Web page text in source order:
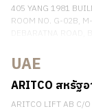
405 YANG 1981
ROOM NO. G-02B,
เบอร์โทรศัพท์: +66
ติดต่อเรา
UAE
ARITCO สหรัฐ
ARITCO LIFT AB C/